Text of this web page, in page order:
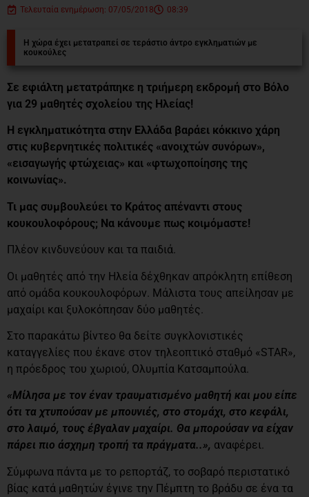
Τελευταία ενημέρωση: 07/05/2018 08:39
Η χώρα έχει μετατραπεί σε τεράστιο άντρο εγκληματιών με
κουκούλες
Σε εφιάλτη μετατράπηκε η τριήμερη εκδρομή στο Βόλο
για 29 μαθητές σχολείου της Ηλείας!
Η εγκληματικότητα στην Ελλάδα βαράει κόκκινο χάρη
στις κυβερνητικές πολιτικές «ανοιχτών συνόρων»,
«εισαγωγής φτώχειας» και «φτωχοποίησης της
κοινωνίας».
Τι μας συμβουλεύει το Κράτος απέναντι στους
κουκουλοφόρους; Να κάνουμε πως κοιμόμαστε!
Πλέον κινδυνεύουν και τα παιδιά.
Οι μαθητές από την Ηλεία δέχθηκαν απρόκλητη επίθεση
από ομάδα κουκουλοφόρων. Μάλιστα τους απείλησαν με
μαχαίρι και ξυλοκόπησαν δύο μαθητές.
Στο παρακάτω βίντεο θα δείτε συγκλονιστικές
καταγγελίες που έκανε στον τηλεοπτικό σταθμό «STAR»,
η πρόεδρος του χωριού, Oλυμπία Κατσαμπούλα.
«Μίλησα με τον έναν τραυματισμένο μαθητή και μου είπε
ότι τα χτυπούσαν με μπουνιές, στο στομάχι, στο κεφάλι,
στο λαιμό, τους έβγαλαν μαχαίρι. Θα μπορούσαν να είχαν
πάρει πιο άσχημη τροπή τα πράγματα..», αναφέρει.
Σύμφωνα πάντα με το ρεπορτάζ, το σοβαρό περιστατικό
βίας κατά μαθητών έγινε την Πέμπτη το βράδυ σε ένα τα